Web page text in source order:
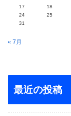
17
18
24
25
31
« 7月
最近の投稿